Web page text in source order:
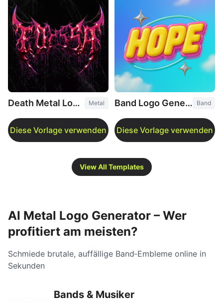
Death Metal Logo Generator Metal Band Logo Generator Band
View All Templates
AI Metal Logo Generator – Wer
profitiert am meisten?
Schmiede brutale, auffällige Band‑Embleme online in
Sekunden
Bands & Musiker